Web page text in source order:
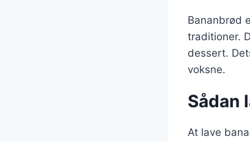
Bananbrød
traditioner.
dessert.
voksne.
Sådan
At lave